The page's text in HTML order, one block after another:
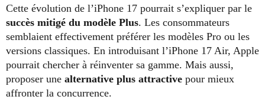
Cette évolution de l’iPhone 17 pourrait s’expliquer par le
succès mitigé du modèle Plus. Les consommateurs
semblaient effectivement préférer les modèles Pro ou les
versions classiques. En introduisant l’iPhone 17 Air, Apple
pourrait chercher à réinventer sa gamme. Mais aussi,
proposer une alternative plus attractive pour mieux
affronter la concurrence.